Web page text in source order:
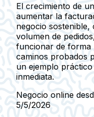
El crecimiento de
aumentar la
negocio
volumen de
funcionar de forma
caminos probados
un ejemplo
inmediata.
Negocio online
5/5/2026